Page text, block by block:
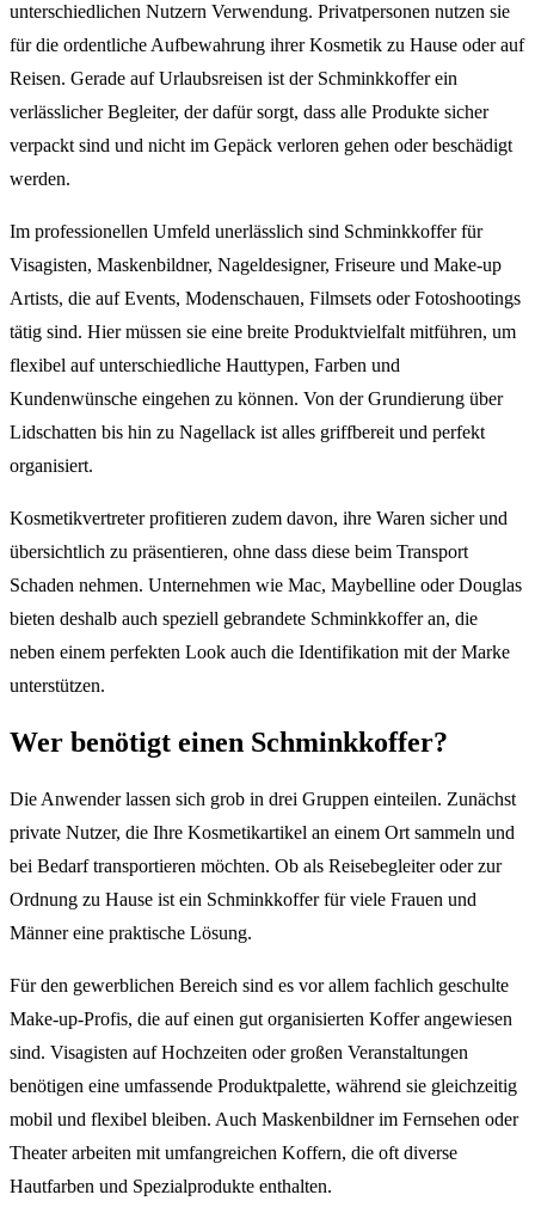
unterschiedlichen Nutzern Verwendung. Privatpersonen nutzen sie
für die ordentliche Aufbewahrung ihrer Kosmetik zu Hause oder auf
Reisen. Gerade auf Urlaubsreisen ist der Schminkkoffer ein
verlässlicher Begleiter, der dafür sorgt, dass alle Produkte sicher
verpackt sind und nicht im Gepäck verloren gehen oder beschädigt
werden.
Im professionellen Umfeld unerlässlich sind Schminkkoffer für
Visagisten, Maskenbildner, Nageldesigner, Friseure und Make-up
Artists, die auf Events, Modenschauen, Filmsets oder Fotoshootings
tätig sind. Hier müssen sie eine breite Produktvielfalt mitführen, um
flexibel auf unterschiedliche Hauttypen, Farben und
Kundenwünsche eingehen zu können. Von der Grundierung über
Lidschatten bis hin zu Nagellack ist alles griffbereit und perfekt
organisiert.
Kosmetikvertreter profitieren zudem davon, ihre Waren sicher und
übersichtlich zu präsentieren, ohne dass diese beim Transport
Schaden nehmen. Unternehmen wie Mac, Maybelline oder Douglas
bieten deshalb auch speziell gebrandete Schminkkoffer an, die
neben einem perfekten Look auch die Identifikation mit der Marke
unterstützen.
Wer benötigt einen Schminkkoffer?
Die Anwender lassen sich grob in drei Gruppen einteilen. Zunächst
private Nutzer, die Ihre Kosmetikartikel an einem Ort sammeln und
bei Bedarf transportieren möchten. Ob als Reisebegleiter oder zur
Ordnung zu Hause ist ein Schminkkoffer für viele Frauen und
Männer eine praktische Lösung.
Für den gewerblichen Bereich sind es vor allem fachlich geschulte
Make-up-Profis, die auf einen gut organisierten Koffer angewiesen
sind. Visagisten auf Hochzeiten oder großen Veranstaltungen
benötigen eine umfassende Produktpalette, während sie gleichzeitig
mobil und flexibel bleiben. Auch Maskenbildner im Fernsehen oder
Theater arbeiten mit umfangreichen Koffern, die oft diverse
Hautfarben und Spezialprodukte enthalten.